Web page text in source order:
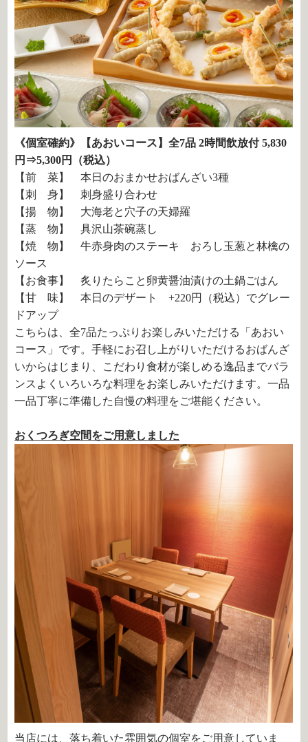
《個室確約》【あおいコース】全7品 2時間飲放付 5,830
円⇒5,300円（税込）
【前 菜】 本日のおまかせおばんざい3種
【刺 身】 刺身盛り合わせ
【揚 物】 大海老と穴子の天婦羅
【蒸 物】 具沢山茶碗蒸し
【焼 物】 牛赤身肉のステーキ おろし玉葱と林檎の
ソース
【お食事】 炙りたらこと卵黄醤油漬けの土鍋ごはん
【甘 味】 本日のデザート +220円（税込）でグレー
ドアップ
こちらは、全7品たっぷりお楽しみいただける「あおい
コース」です。手軽にお召し上がりいただけるおばんざ
いからはじまり、こだわり食材が楽しめる逸品までバラ
ンスよくいろいろな料理をお楽しみいただけます。一品
一品丁寧に準備した自慢の料理をご堪能ください。
おくつろぎ空間をご用意しました
当店には、落ち着いた雰囲気の個室をご用意していま